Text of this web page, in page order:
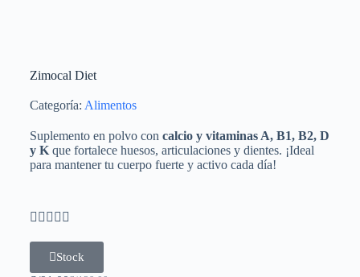
Zimocal Diet
Categoría: Alimentos
Suplemento en polvo con calcio y vitaminas A, B1, B2, D
y Kque fortalece huesos, articulaciones y dientes. ¡Ideal
para mantener tu cuerpo fuerte y activo cada día!
    
Stock